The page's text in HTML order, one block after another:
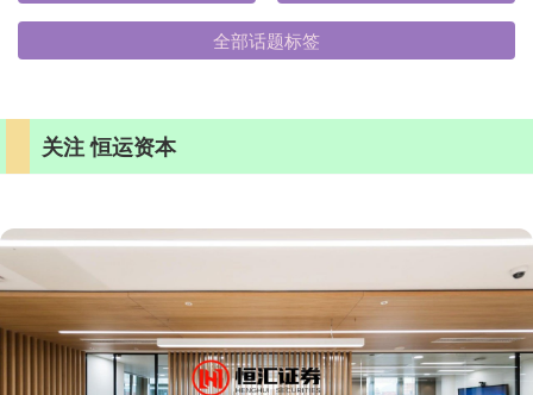
全部话题标签
关注 恒运资本